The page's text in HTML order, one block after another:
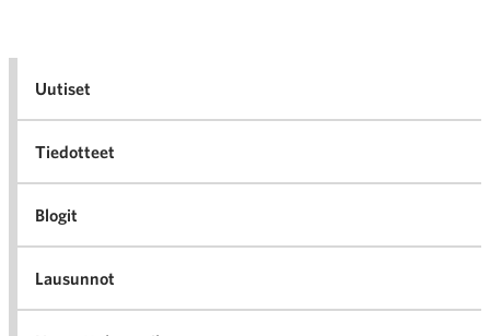
Uutiset
Tiedotteet
Blogit
Lausunnot